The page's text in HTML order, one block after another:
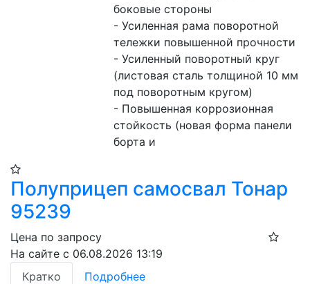
боковые стороны
- Усиленная рама поворотной
тележки повышенной прочности
- Усиленный поворотный круг
(листовая сталь толщиной 10 мм
под поворотным кругом)
- Повышенная коррозионная
стойкость (новая форма панели
борта и
Полуприцеп самосвал Тонар
95239
Цена по запросу
На сайте с 06.08.2026 13:19
Кратко
Подробнее